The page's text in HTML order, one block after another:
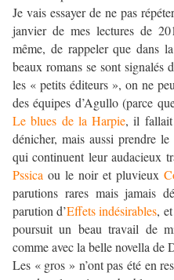
Je vais essayer de ne pas
janvier de mes lectures de
même, de rappeler que dans
beaux romans se sont signalés
les « petits éditeurs », on ne
des équipes d’Agullo (parce
Le blues de la Harpie, il fallait
dénicher, mais aussi prendre
qui continuent leur audacieux
Pssica ou le noir et pluvieux
parutions rares mais jamais
parution d’Effets indésirables,
poursuit un beau travail de
comme avec la belle novella de
Les « gros » n’ont pas été en